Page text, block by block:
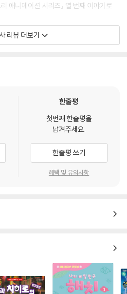
애니메이션 시리즈』 열 번째 이야기로
, 장면들을 그대로 한 컷, 한 컷의 그림으로
리뷰 더보기
한줄평
첫번째 한줄평을
남겨주세요.
한줄평 쓰기
혜택 및 유의사항